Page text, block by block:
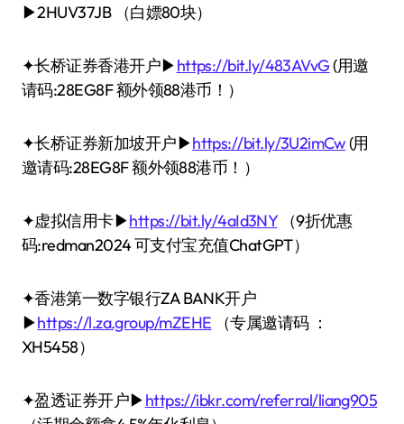
▶2HUV37JB （白嫖80块）
✦长桥证券香港开户▶https://bit.ly/483AVvG(用邀
请码:28EG8F 额外领88港币！）
✦长桥证券新加坡开户▶https://bit.ly/3U2imCw(用
邀请码:28EG8F 额外领88港币！）
✦虚拟信用卡▶https://bit.ly/4aId3NY（9折优惠
码:redman2024 可支付宝充值ChatGPT）
✦香港第一数字银行ZA BANK开户
▶https://l.za.group/mZEHE （专属邀请码 ：
XH5458）
✦盈透证券开户▶https://ibkr.com/referral/liang905